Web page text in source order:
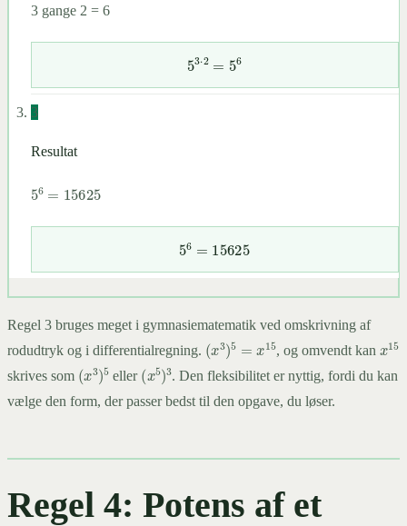
3 gange 2 = 6
53⋅2=56
3
Resultat
56 15625
56=15625
Regel 3 bruges meget i gymnasiematematik ved omskrivning af
rodudtryk og i differentialregning. (x3)5 x15, og omvendt kan x15
skrives som (x3)5 eller (x5)3. Den fleksibilitet er nyttig, fordi du kan
vælge den form, der passer bedst til den opgave, du løser.
Regel 4: Potens af et